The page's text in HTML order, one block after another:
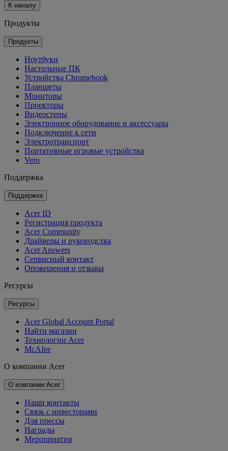
К началу
Продукты
Продукты
Ноутбуки
Настольные ПК
Устройства Chromebook
Планшеты
Мониторы
Проекторы
Видеостены
Электронное оборудование и аксессуары
Подключение к сети
Электротранспорт
Портативные игровые устройства
Vero
Поддержка
Поддержка
Acer ID
Регистрация продукта
Acer Community
Драйверы и руководства
Acer Answers
Сервисный контакт
Оповещения и отзывы
Ресурсы
Ресурсы
Acer Global Account Portal
Найти магазин
Технологии Acer
McAfee
О компании Acer
О компании Acer
Наши контакты
Связь с инвесторами
Для прессы
Награды
Мероприятия